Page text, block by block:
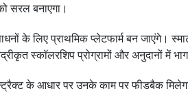
सरल बनाएगा।
के लिए प्राथमिक प्लेटफार्म बन जाएंगे।
स्कॉलरशिप प्रोग्रामों और अनुदानों में भाग
के आधार पर उनके काम पर फीडबैक